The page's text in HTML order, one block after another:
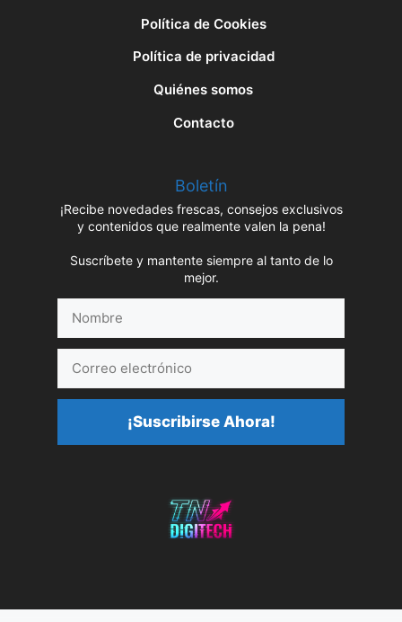
Política de Cookies
Política de privacidad
Quiénes somos
Contacto
Boletín
¡Recibe novedades frescas, consejos exclusivos
y contenidos que realmente valen la pena!
Suscríbete y mantente siempre al tanto de lo
mejor.
electrónico
¡Suscribirse Ahora!